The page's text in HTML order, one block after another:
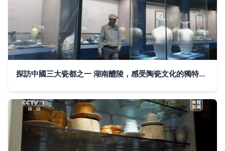
探訪中國三大瓷都之一 湖南醴陵，感受陶瓷文化的獨特魅力